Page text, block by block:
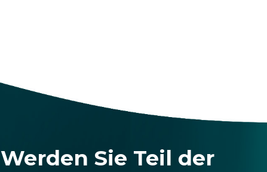
Werden Sie Teil der